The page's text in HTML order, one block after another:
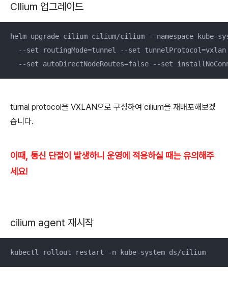
CIlium 업그레이드
helm upgrade cilium cilium/cilium --namespace kube-
--set routingMode=tunnel --set tunnelProtocol=vxlan
--set autoDirectNodeRoutes=false --set
turnal protocol을 VXLAN으로 구성하여 cilium을 재배포해보겠
습니다.
이때, 통신 단절이 발생하니 운영에 적용하실 때는 유의해주
세요!
cilium agent 재시작
kubectl rollout restart -n kube-system ds/cilium